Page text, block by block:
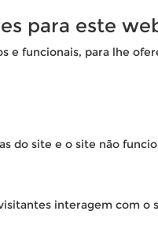
para este
funcionais, para lhe
do site e o site não
interagem com